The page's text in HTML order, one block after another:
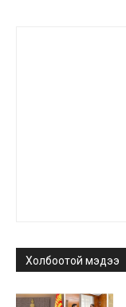
Холбоотой мэдээ